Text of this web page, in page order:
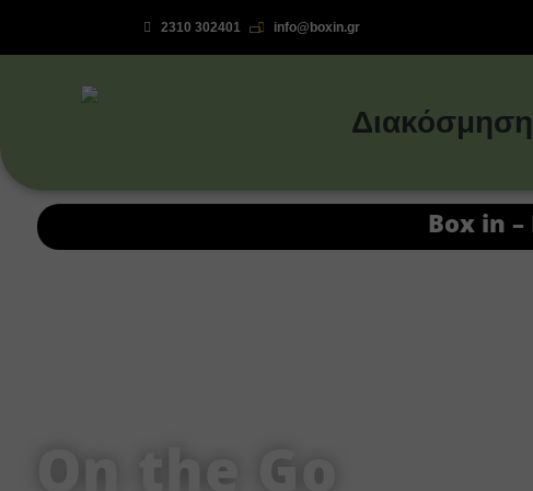
2310 302401  info@boxin.gr
Διακόσμηση
Box in
On the Go